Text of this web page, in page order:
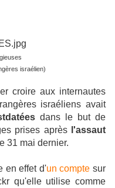
israélien)
croire aux internautes
israéliens avait
dans le but de
prises après l'assaut
31 mai dernier.
en effet d'un compte sur
qu'elle utilise comme